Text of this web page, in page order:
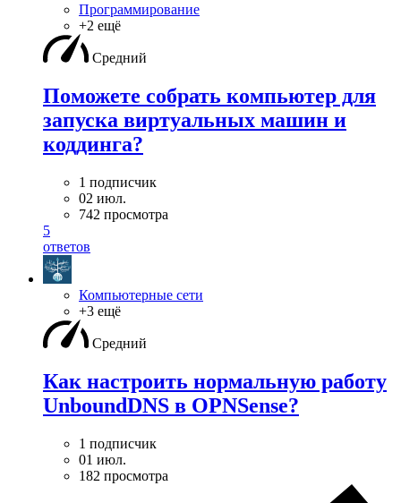
Программирование
+2 ещё
Средний
Поможете собрать компьютер для
запуска виртуальных машин и
коддинга?
1 подписчик
02 июл.
742 просмотра
5
ответов
Компьютерные сети
+3 ещё
Средний
Как настроить нормальную работу
UnboundDNS в OPNSense?
1 подписчик
01 июл.
182 просмотра